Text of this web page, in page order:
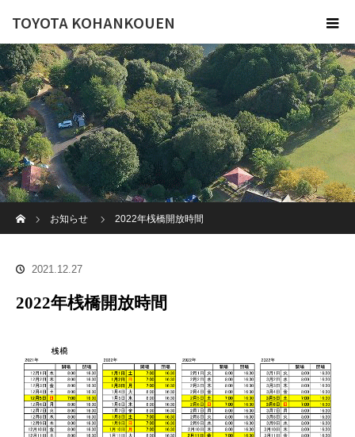
TOYOTA KOHANKOUEN
お知らせ
2022年桟橋開放時間
2021.12.27
2022年桟橋開放時間